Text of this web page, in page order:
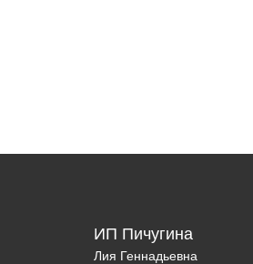
ИП Пичугина
Лия Геннадьевна